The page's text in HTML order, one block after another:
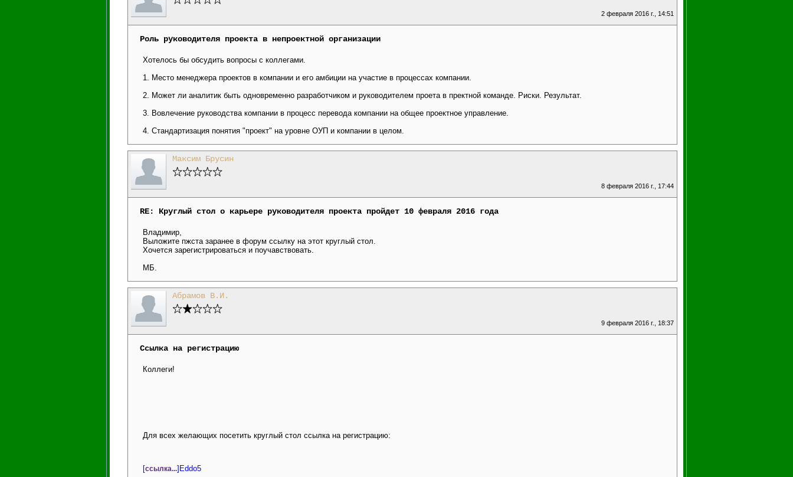
2 февраля 2016 г., 14:51
Роль руководителя проекта в непроектной организации
Хотелось бы обсудить вопросы с коллегами.
1. Место менеджера проектов в компании и его амбиции на участие в процессах компании.
2. Может ли аналитик быть одновременно разработчиком и руководителем проета в пректной команде. Риски. Результат.
3. Вовлечение руководства компании в процесс перевода компании на общее проектное управление.
4. Стандартизация понятия "проект" на уровне ОУП и компании в целом.
Максим Брусин
8 февраля 2016 г., 17:44
RE: Круглый стол о карьере руководителя проекта пройдет 10 февраля 2016 года
Владимир,
Выложите пжста заранее в форум ссылку на этот круглый стол.
Хочется зарегистрироваться и поучавствовать.
МБ.
Абрамов В.И.
9 февраля 2016 г., 18:37
Ссылка на регистрацию
Коллеги!
Для всех желающих посетить круглый стол ссылка на регистрацию:
[ссылка...]Eddo5